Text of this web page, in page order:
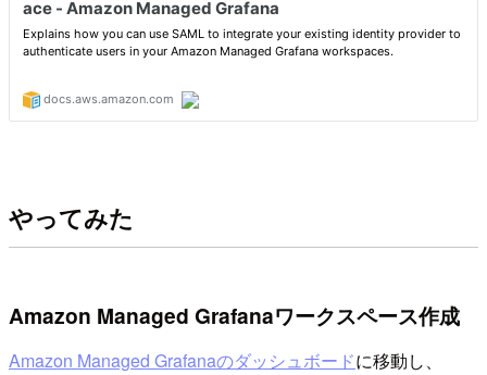
やってみた
Amazon Managed Grafanaワークスペース作成
Amazon Managed Grafanaのダッシュボードに移動し、